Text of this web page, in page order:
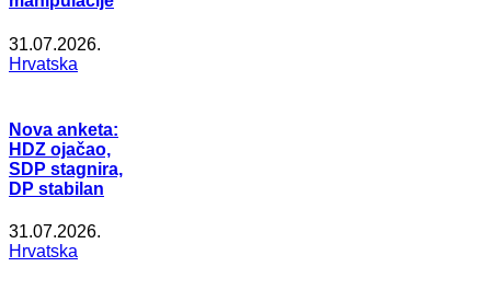
31.07.2026.
Hrvatska
Nova anketa:
HDZ ojačao,
SDP stagnira,
DP stabilan
31.07.2026.
Hrvatska